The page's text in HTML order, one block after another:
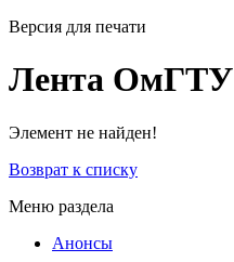
Версия для печати
Лента ОмГТУ
Элемент не найден!
Возврат к списку
Меню раздела
Анонсы